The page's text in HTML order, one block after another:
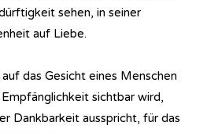
sehen, in seiner
auf Liebe.
das Gesicht eines Menschen
sichtbar wird,
Dankbarkeit ausspricht, für das